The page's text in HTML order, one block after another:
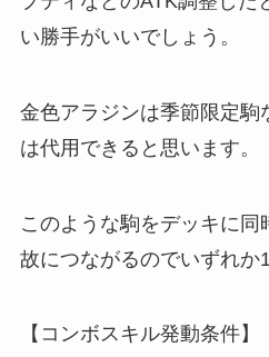
い勝手がいいでしょう。
金色アラジンは季節限定駒
は代用できると思います。
このような駒をデッキに
故につながるのでいずれか
【コンボスキル発動条件】